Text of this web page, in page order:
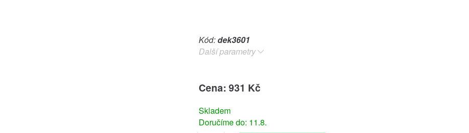
Kód:dek3601
Další parametry
Cena: 931 Kč
Skladem
Doručíme do: 11.8.